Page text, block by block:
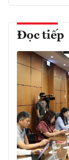
Đọc tiếp